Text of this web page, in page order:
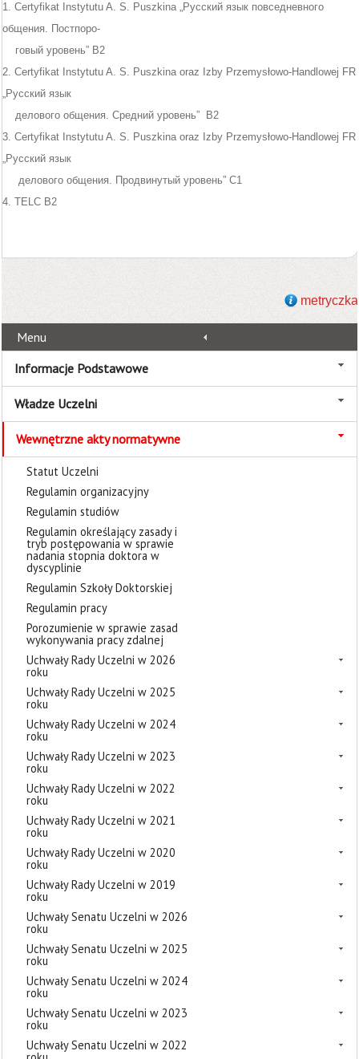
1. Certyfikat Instytutu A. S. Puszkina „Русский язык повседневного
общения. Постпоро-
говый уровень” B2
2. Certyfikat Instytutu A. S. Puszkina oraz Izby Przemysłowo-Handlowej FR
„Русский язык
делового общения. Средний уровень” B2
3. Certyfikat Instytutu A. S. Puszkina oraz Izby Przemysłowo-Handlowej FR
„Русский язык
делового общения. Продвинутый уровень” C1
4. TELC B2
metryczka
Menu
Informacje Podstawowe
Władze Uczelni
Wewnętrzne akty normatywne
Statut Uczelni
Regulamin organizacyjny
Regulamin studiów
Regulamin określający zasady i
tryb postępowania w sprawie
nadania stopnia doktora w
dyscyplinie
Regulamin Szkoły Doktorskiej
Regulamin pracy
Porozumienie w sprawie zasad
wykonywania pracy zdalnej
Uchwały Rady Uczelni w 2026
roku
Uchwały Rady Uczelni w 2025
roku
Uchwały Rady Uczelni w 2024
roku
Uchwały Rady Uczelni w 2023
roku
Uchwały Rady Uczelni w 2022
roku
Uchwały Rady Uczelni w 2021
roku
Uchwały Rady Uczelni w 2020
roku
Uchwały Rady Uczelni w 2019
roku
Uchwały Senatu Uczelni w 2026
roku
Uchwały Senatu Uczelni w 2025
roku
Uchwały Senatu Uczelni w 2024
roku
Uchwały Senatu Uczelni w 2023
roku
Uchwały Senatu Uczelni w 2022